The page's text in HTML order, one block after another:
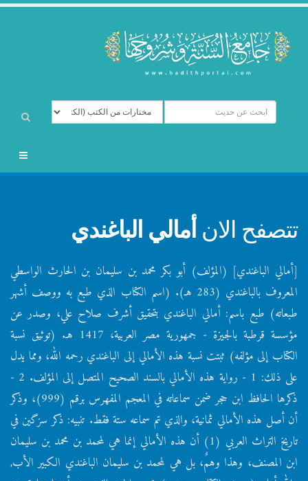
تتصفح الان أمالي الباغندي
[أمالي الباغندي] (المؤلف) أبو بكر محمد بن سليمان بن الحارث الواسطي
المعروف بالباغندي (283 هـ). (اسم الكتاب الذي طبع به ووصف أشهر
طبعاته) طبع باسم: أمالي الباغندي بتحقيق أشرف صلاح علي، وصدر عن
مؤسسة قرطبة بالجيزة - جمهورية مصر العربية، 1417 هـ. (توثيق نسبة
الكتاب إلى مؤلفه) ثبتت نسبة هذه الأمالي إلى الباغندي رحمه الله، ومما يدل
على ذلك: 1 - رواية هذه الأمالي بالسند الصحيح المتصل إلى المؤلف. 2 -
ذكرها الحافظ ابن حجر ضمن سماعاته في المعجم المفهرس برقم (999)، وذكر
أن أصل هذه الأمالي ثمانية، والذي تم سماعه ستة فقط. تنبيه: ذكر سزگين في
تاريخ التراث العربي (1) أن هذه الأمالي إنما هي لمحمد بن محمد بن سليمان
ابن المصنف، وهذا وهمٌ، بل هي لمحمد بن سليمان الباغندي الكبير الأب,